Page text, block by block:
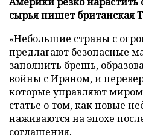
сырья пишет британская
«Небольшие страны с
предлагают безопасные
заполнить брешь,
войны с Ираном, и
которые управляют
статье о том, как новые
наживаются на эпохе
соглашения.